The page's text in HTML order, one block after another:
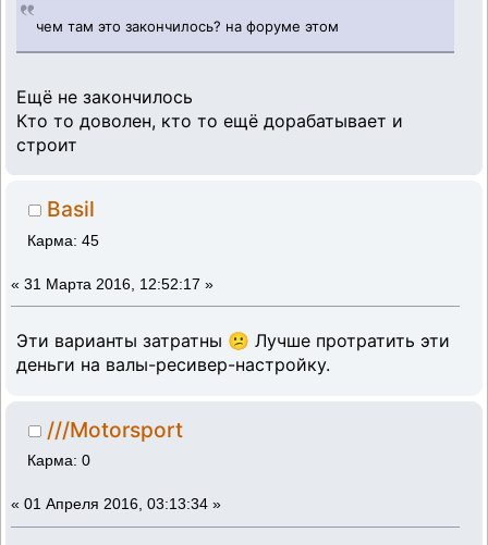
чем там это закончилось? на форуме этом
Ещё не закончилось
Кто то доволен, кто то ещё дорабатывает и
строит
Basil
Карма: 45
« 31 Марта 2016, 12:52:17 »
Эти варианты затратны 😕 Лучше протратить эти
деньги на валы-ресивер-настройку.
///Motorsport
Карма: 0
« 01 Апреля 2016, 03:13:34 »